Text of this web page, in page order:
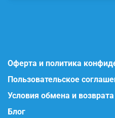
Оферта и политика
Пользовательское
Условия обмена и возврата
Блог